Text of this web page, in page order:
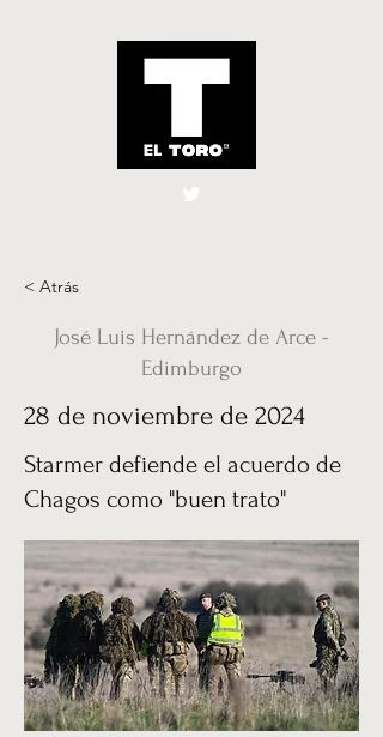
El Toro España
< Atrás
José Luis Hernández de Arce -
Edimburgo
28 de noviembre de 2024
Starmer defiende el acuerdo de
Chagos como "buen trato"